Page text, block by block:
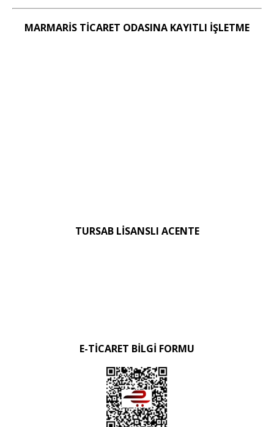
MARMARİS TİCARET ODASINA KAYITLI İŞLETME
TURSAB LİSANSLI ACENTE
E-TİCARET BİLGİ FORMU